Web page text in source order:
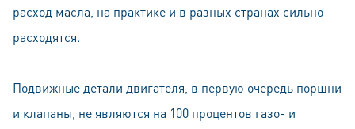
расход масла, на практике и в разных странах сильно
расходятся.
Подвижные детали двигателя, в первую очередь поршни
и клапаны, не являются на 100 процентов газо- и